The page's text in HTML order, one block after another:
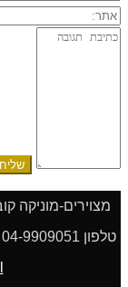
אתר:
תגובה:
טלפון 04-9909051 | סלולרי 052-8327775 | פקס 04-9909243 |